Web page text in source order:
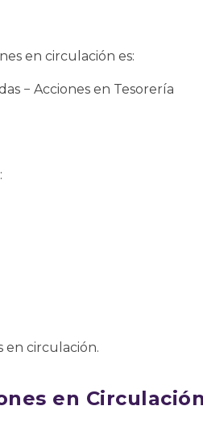
en circulación es:
− Acciones en Tesorería
en circulación.
en Circulación